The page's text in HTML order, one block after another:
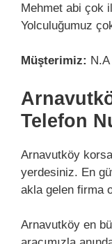
Mehmet abi çok
Yolculuğumuz
Müşterimiz: N.A |
Telefon
Arnavutköy
yerdesiniz. En
akla gelen firma
Arnavutköy en